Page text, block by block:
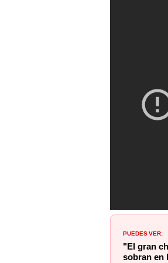
PUEDES VER:
"El gran
sobran en